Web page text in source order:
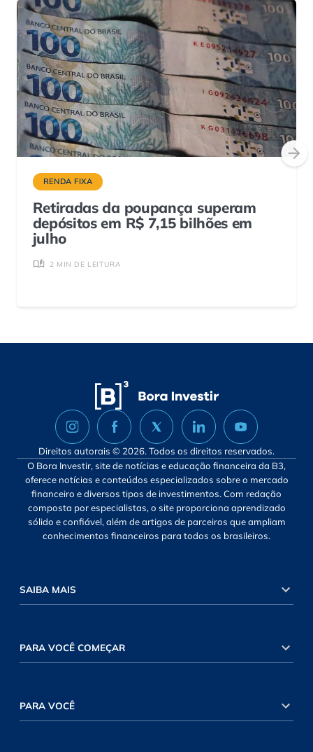
RENDA FIXA
Retiradas da poupança superam
depósitos em R$ 7,15 bilhões em
julho
2 MIN DE LEITURA
Direitos autorais © 2026. Todos os direitos reservados.
O Bora Investir, site de notícias e educação financeira da B3,
oferece notícias e conteúdos especializados sobre o mercado
financeiro e diversos tipos de investimentos. Com redação
composta por especialistas, o site proporciona aprendizado
sólido e confiável, além de artigos de parceiros que ampliam
conhecimentos financeiros para todos os brasileiros.
SAIBA MAIS
PARA VOCÊ COMEÇAR
PARA VOCÊ